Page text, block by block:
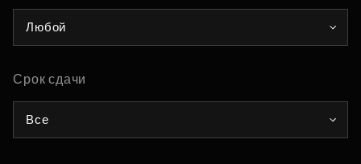
Любой
Срок сдачи
Все